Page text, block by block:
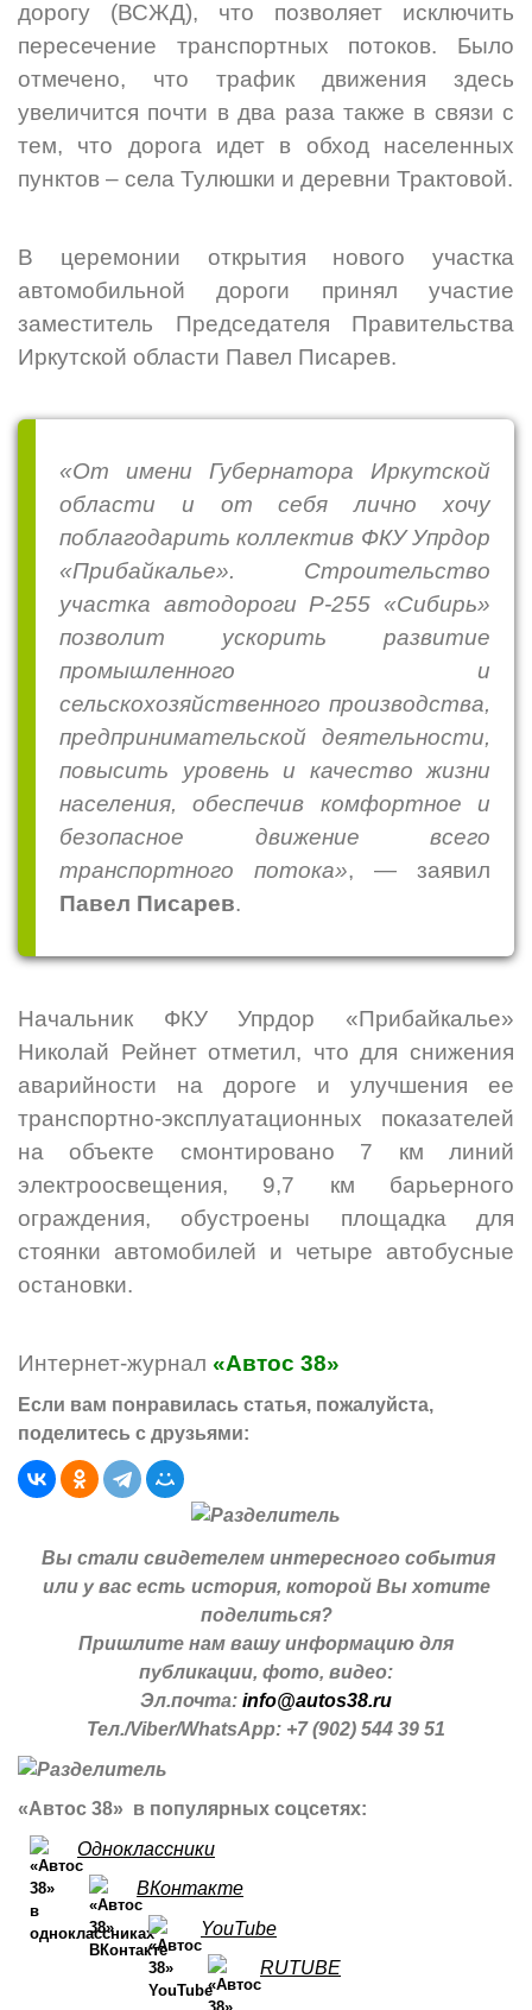
дорогу (ВСЖД), что позволяет исключить
пересечение транспортных потоков. Было
отмечено, что трафик движения здесь
увеличится почти в два раза также в связи с
тем, что дорога идет в обход населенных
пунктов – села Тулюшки и деревни Трактовой.
В церемонии открытия нового участка
автомобильной дороги принял участие
заместитель Председателя Правительства
Иркутской области Павел Писарев.
«От имени Губернатора Иркутской
области и от себя лично хочу
поблагодарить коллектив ФКУ Упрдор
«Прибайкалье». Строительство
участка автодороги Р-255 «Сибирь»
позволит ускорить развитие
промышленного и
сельскохозяйственного производства,
предпринимательской деятельности,
повысить уровень и качество жизни
населения, обеспечив комфортное и
безопасное движение всего
транспортного потока», — заявил
Павел Писарев.
Начальник ФКУ Упрдор «Прибайкалье»
Николай Рейнет отметил, что для снижения
аварийности на дороге и улучшения ее
транспортно-эксплуатационных показателей
на объекте смонтировано 7 км линий
электроосвещения, 9,7 км барьерного
ограждения, обустроены площадка для
стоянки автомобилей и четыре автобусные
остановки.
Интернет-журнал «Автос 38»
Если вам понравилась статья, пожалуйста,
поделитесь с друзьями:
Вы стали свидетелем интересного события
или у вас есть история, которой Вы хотите
поделиться?
Пришлите нам вашу информацию для
публикации, фото, видео:
Эл.почта: info@autos38.ru
Тел./Viber/WhatsApp: +7 (902) 544 39 51
«Автос 38» в популярных соцсетях:
Одноклассники
ВКонтакте
YouTube
RUTUBE